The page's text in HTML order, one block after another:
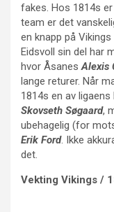
fakes. Hos 1814s
team er det
en knapp på
Eidsvoll sin del har
hvor ÅsanesAlexis
lange returer. Når
1814s en av
Skovseth Søgaard,
ubehagelig (for
Erik Ford. Ikke
det.
Vekting Vikings /